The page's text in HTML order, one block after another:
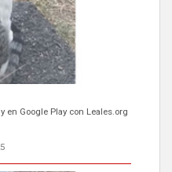
en Google Play con Leales.org